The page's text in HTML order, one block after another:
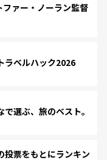
ァー・ノーラン監督
ベルハック2026
選ぶ、旅のベスト。
票をもとにランキン